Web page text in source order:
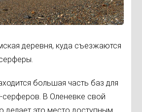
деревня, куда съезжаются
большая часть баз для
серферов. В Оленевке свой